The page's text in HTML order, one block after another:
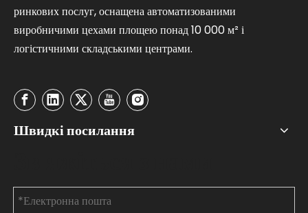
ринкових послуг, оснащена автоматизованими
виробничими цехами площею понад 10 000 м² і
логістичними складськими центрами.
Швидкі посилання